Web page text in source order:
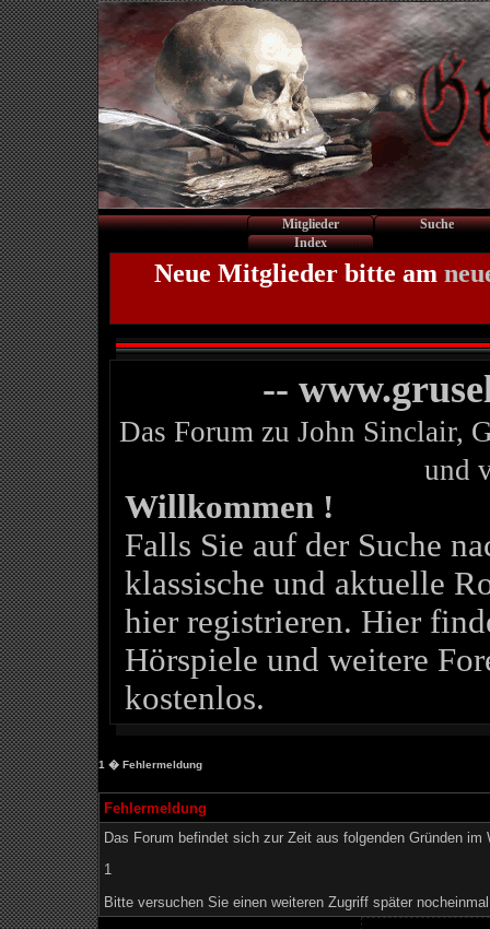
Mitglieder
Suche
Index
Neue Mitglieder bitte am
--
Das Forum zu John Sinclair,
und
Willkommen !
Falls Sie auf der Suche
klassische und aktuelle
hier registrieren. Hier
Hörspiele und weitere
kostenlos.
1 � Fehlermeldung
Fehlermeldung
Das Forum befindet sich zur Zeit aus folgenden Gründen im
1
Bitte versuchen Sie einen weiteren Zugriff später